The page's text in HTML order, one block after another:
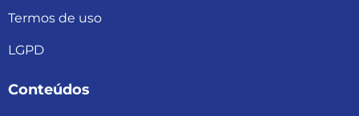
Termos de uso
LGPD
Conteúdos